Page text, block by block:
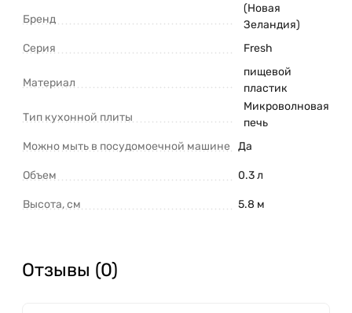
Бренд
(Новая
Зеландия)
Серия
Fresh
Материал
пищевой
пластик
Тип кухонной плиты
Микроволновая
печь
Можно мыть в посудомоечной машине
Да
Объем 0.3 л
Высота, см 5.8 м
Отзывы (0)